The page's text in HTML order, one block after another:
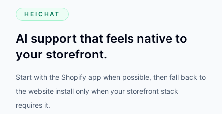
HEICHAT
AI support that feels native to
your storefront.
Start with the Shopify app when possible, then fall back to
the website install only when your storefront stack
requires it.